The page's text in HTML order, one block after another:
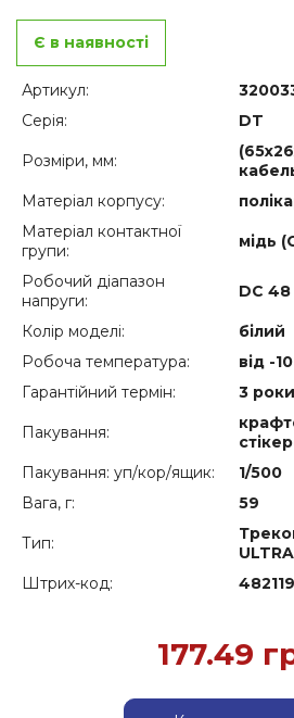
Є в наявності
Артикул:
Серія:
DT
Розміри, мм:
Матеріал корпусу:
Матеріал контактної
групи:
мідь
Робочий діапазон
напруги:
DC
Колір моделі:
білий
Робоча температура:
від -
Гарантійний термін:
3 роки
Пакування:
Пакування: уп/кор/ящик:
1/500
Вага, г:
59
Тип:
Штрих-код:
177.49